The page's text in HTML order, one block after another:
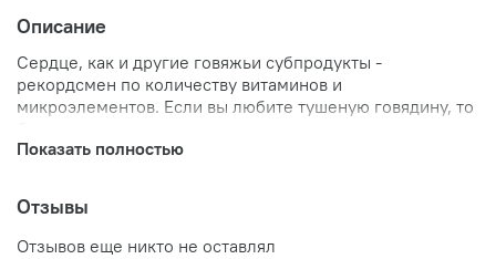
Описание
Сердце, как и другие говяжьи субпродукты -
рекордсмен по количеству витаминов и
микроэлементов. Если вы любите тушеную говядину, то
Показать полностью
Отзывы
Отзывов еще никто не оставлял